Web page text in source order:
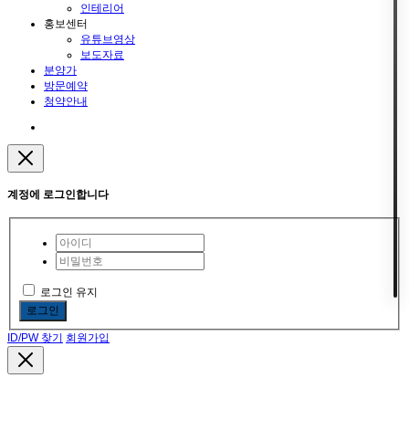
인테리어
홍보센터
유튜브영상
보도자료
분양가
방문예약
청약안내
계정에 로그인합니다
로그인 유지
로그인
ID/PW 찾기 회원가입